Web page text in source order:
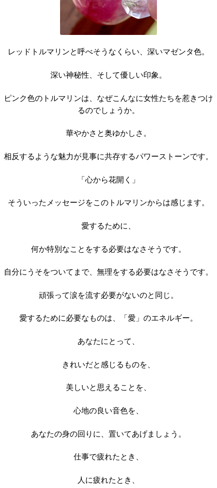
レッドトルマリンと呼べそうなくらい、深いマゼンタ色。
深い神秘性、そして優しい印象。
ピンク色のトルマリンは、なぜこんなに女性たちを惹きつけ
るのでしょうか。
華やかさと奥ゆかしさ。
相反するような魅力が見事に共存するパワーストーンです。
「心から花開く」
そういったメッセージをこのトルマリンからは感じます。
愛するために、
何か特別なことをする必要はなさそうです。
自分にうそをついてまで、無理をする必要はなさそうです。
頑張って涙を流す必要がないのと同じ。
愛するために必要なものは、「愛」のエネルギー。
あなたにとって、
きれいだと感じるものを、
美しいと思えることを、
心地の良い音色を、
あなたの身の回りに、置いてあげましょう。
仕事で疲れたとき、
人に疲れたとき、